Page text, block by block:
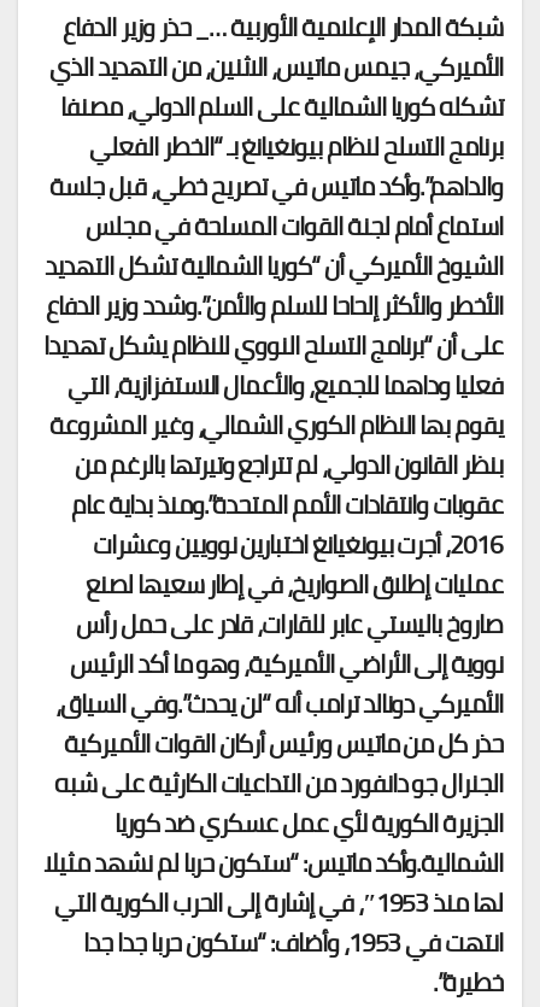
شبكة المدار الإعلامية الأوربية …_ حذر وزير الدفاع
الأميركي، جيمس ماتيس، الاثنين، من التهديد الذي
تشكله كوريا الشمالية على السلم الدولي، مصنفا
برنامج التسلح لنظام بيونغيانغ بـ “الخطر الفعلي
والداهم”.وأكد ماتيس في تصريح خطي، قبل جلسة
استماع أمام لجنة القوات المسلحة في مجلس
الشيوخ الأميركي أن “كوريا الشمالية تشكل التهديد
الأخطر والأكثر إلحاحا للسلم والأمن”.وشدد وزير الدفاع
على أن “برنامج التسلح النووي للنظام يشكل تهديدا
فعليا وداهما للجميع، والأعمال الاستفزازية، التي
يقوم بها النظام الكوري الشمالي، وغير المشروعة
بنظر القانون الدولي، لم تتراجع وتيرتها بالرغم من
عقوبات وانتقادات الأمم المتحدة”.ومنذ بداية عام
2016، أجرت بيونغيانغ اختبارين نوويين وعشرات
عمليات إطلاق الصواريخ، في إطار سعيها لصنع
صاروخ باليستي عابر للقارات، قادر على حمل رأس
نووية إلى الأراضي الأميركية، وهو ما أكد الرئيس
الأميركي دونالد ترامب أنه “لن يحدث”.وفي السياق،
حذر كل من ماتيس ورئيس أركان القوات الأميركية
الجنرال جو دانفورد من التداعيات الكارثية على شبه
الجزيرة الكورية لأي عمل عسكري ضد كوريا
الشمالية.وأكد ماتيس: “ستكون حربا لم نشهد مثيلا
لها منذ 1953″، في إشارة إلى الحرب الكورية التي
انتهت في 1953، وأضاف: “ستكون حربا جدا جدا
خطيرة”.